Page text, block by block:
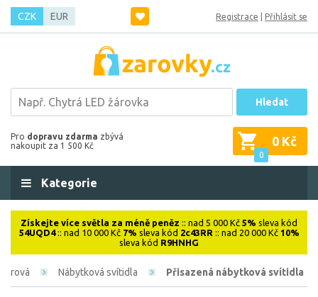
CZK EUR Registrace Přihlásit se
Hledat
Pro dopravu zdarma zbývá
nakoupit za 1 500 Kč
0
0 Kč
Kategorie
Získejte více světla za méně peněz :: nad 5 000 Kč 5% sleva kód
54UQD4:: nad 10 000 Kč 7% sleva kód 2c43RR :: nad 20 000 Kč 10%
sleva kód R9HNHG
Nábytková svítidla Přisazená nábytková svítidla